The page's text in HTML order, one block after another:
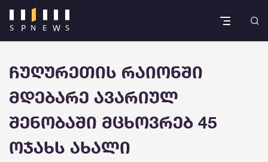
ჩუღურეთის რაიონში
მდებარე ავარიულ
შენობაში მცხოვრებ 45
ოჯახს ახალი